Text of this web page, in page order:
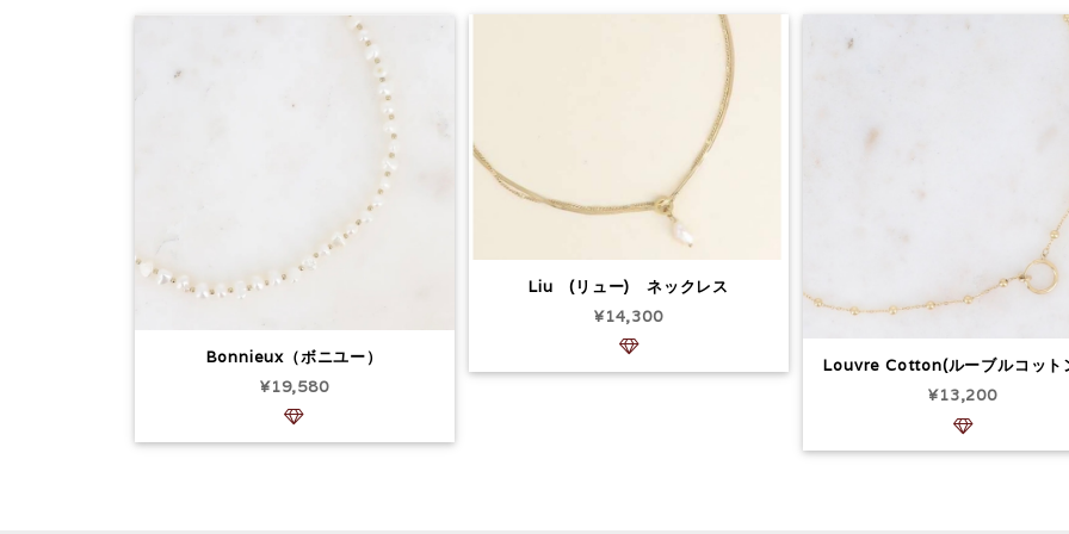
Bonnieux（ボニユー）
¥19,580
Liu (リュー) ネックレス
¥14,300
Louvre Cotton(ルーブルコッ
¥13,200